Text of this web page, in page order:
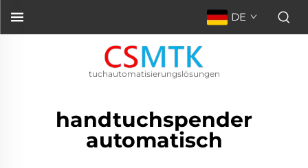
DE
tuchautomatisierungslösungen
handtuchspender
automatisch